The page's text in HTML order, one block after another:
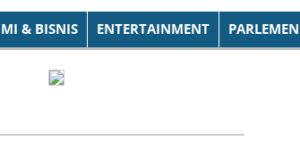
& BISNIS ENTERTAINMENT PARLEMEN